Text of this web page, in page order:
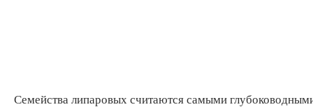
Семейства липаровых считаются самыми